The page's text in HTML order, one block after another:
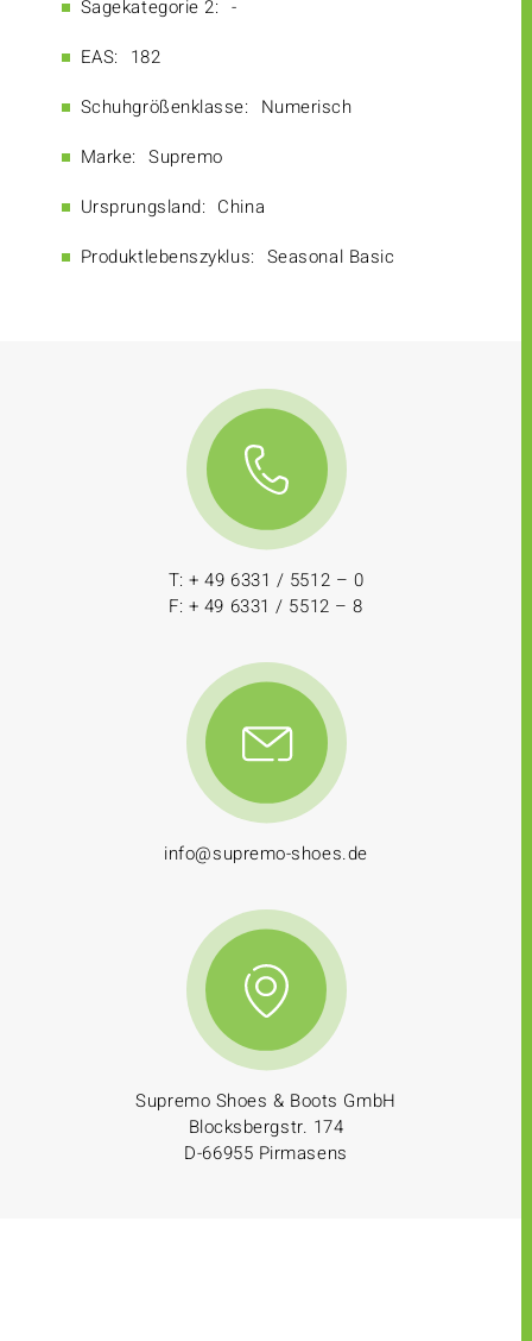
Sagekategorie 2: -
EAS: 182
Schuhgrößenklasse: Numerisch
Marke: Supremo
Ursprungsland: China
Produktlebenszyklus: Seasonal Basic
T: + 49 6331 / 5512 – 0
F: + 49 6331 / 5512 – 8
info@supremo-shoes.de
Supremo Shoes & Boots GmbH
Blocksbergstr. 174
D-66955 Pirmasens